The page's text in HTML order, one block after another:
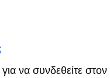
να συνδεθείτε